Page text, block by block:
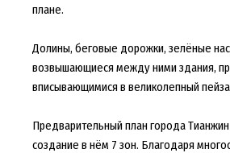
плане.
Долины, беговые дорожки, зелёные
возвышающиеся между ними здания,
вписывающимися в великолепный
Предварительный план города
создание в нём 7 зон. Благодаря